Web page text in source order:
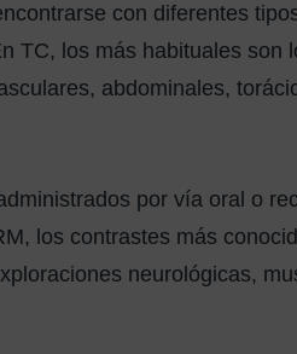
con diferentes
TC, los más habituales son
abdominales,
por vía oral o
los contrastes más
neurológicas,